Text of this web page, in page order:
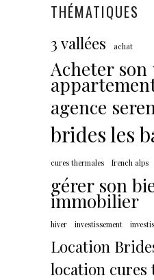
THÉMATIQUES
3 vallées
achat
Acheter
agence
brides les
cures thermales french alps
gérer son
immobilier
hiver investissement
Location
location cures